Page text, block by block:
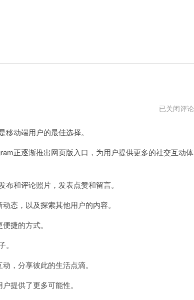
instagram
方
网
已关闭评论
动端用户的最佳选择。
正逐渐推出网页版入口，为用户提供更多的社交互动体
和评论照片，发表点赞和留言。
，以及探索其他用户的内容。
捷的方式。
，分享彼此的生活点滴。
提供了更多可能性。